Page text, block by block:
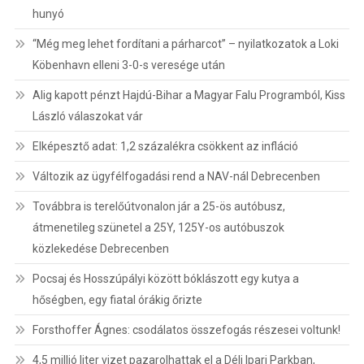
hunyó
“Még meg lehet fordítani a párharcot” – nyilatkozatok a Loki
Köbenhavn elleni 3-0-s veresége után
Alig kapott pénzt Hajdú-Bihar a Magyar Falu Programból, Kiss
László válaszokat vár
Elképesztő adat: 1,2 százalékra csökkent az infláció
Változik az ügyfélfogadási rend a NAV-nál Debrecenben
Továbbra is terelőútvonalon jár a 25-ös autóbusz,
átmenetileg szünetel a 25Y, 125Y-os autóbuszok
közlekedése Debrecenben
Pocsaj és Hosszúpályi között bóklászott egy kutya a
hőségben, egy fiatal órákig őrizte
Forsthoffer Ágnes: csodálatos összefogás részesei voltunk!
4,5 millió liter vizet pazarolhattak el a Déli Ipari Parkban,